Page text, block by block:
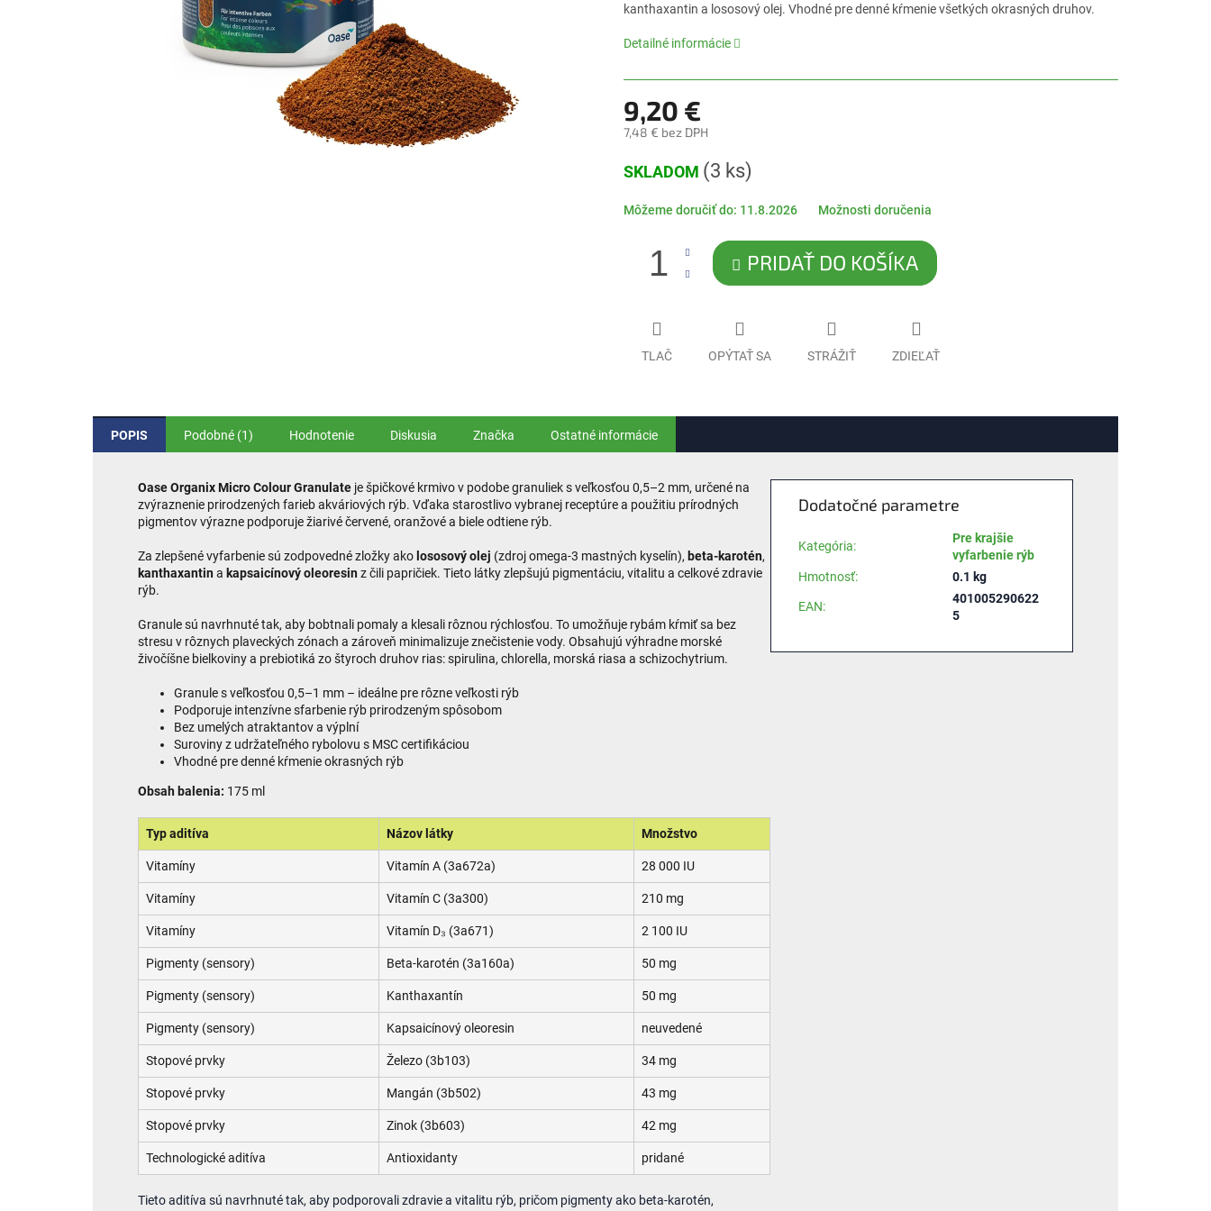
0,0
5
kanthaxantin a lososový olej. Vhodné pre denné kŕmenie všetkých okrasných druhov.
Detailné informácie
9,20 €
7,48 € bez DPH
cena:
SKLADOM (3 ks)
Môžeme doručiť do: 11.8.2026 Možnosti doručenia
PRIDAŤ DO KOŠÍKA
TLAČ OPÝTAŤ SA STRÁŽIŤ ZDIEĽAŤ
POPIS Podobné (1) Hodnotenie Diskusia Značka Ostatné informácie
Oase Organix Micro Colour Granulate je špičkové krmivo v podobe granuliek s veľkosťou 0,5–2 mm, určené na
zvýraznenie prirodzených farieb akváriových rýb. Vďaka starostlivo vybranej receptúre a použitiu prírodných
pigmentov výrazne podporuje žiarivé červené, oranžové a biele odtiene rýb.
Za zlepšené vyfarbenie sú zodpovedné zložky ako lososový olej (zdroj omega-3 mastných kyselín), beta-karotén,
kanthaxantina kapsaicínový oleoresinz čili papričiek. Tieto látky zlepšujú pigmentáciu, vitalitu a celkové zdravie
rýb.
Granule sú navrhnuté tak, aby bobtnali pomaly a klesali rôznou rýchlosťou. To umožňuje rybám kŕmiť sa bez
stresu v rôznych plaveckých zónach a zároveň minimalizuje znečistenie vody. Obsahujú výhradne morské
živočíšne bielkoviny a prebiotiká zo štyroch druhov rias: spirulina, chlorella, morská riasa a schizochytrium.
Granule s veľkosťou 0,5–1 mm – ideálne pre rôzne veľkosti rýb
Podporuje intenzívne sfarbenie rýb prirodzeným spôsobom
Bez umelých atraktantov a výplní
Suroviny z udržateľného rybolovu s MSC certifikáciou
Vhodné pre denné kŕmenie okrasných rýb
Obsah balenia: 175 ml
Typ aditíva Názov látky Množstvo
Vitamíny Vitamín A (3a672a) 28 000 IU
Vitamíny Vitamín C (3a300) 210 mg
Vitamíny Vitamín D₃ (3a671) 2 100 IU
Pigmenty (sensory) Beta-karotén (3a160a) 50 mg
Pigmenty (sensory) Kanthaxantín 50 mg
Pigmenty (sensory) Kapsaicínový oleoresin neuvedené
Stopové prvky Železo (3b103) 34 mg
Stopové prvky Mangán (3b502) 43 mg
Stopové prvky Zinok (3b603) 42 mg
Technologické aditíva Antioxidanty pridané
Tieto aditíva sú navrhnuté tak, aby podporovali zdravie a vitalitu rýb, pričom pigmenty ako beta-karotén,
Dodatočné parametre
Kategória:
Pre krajšie
vyfarbenie rýb
Hmotnosť: 0.1 kg
EAN:
401005290622
5